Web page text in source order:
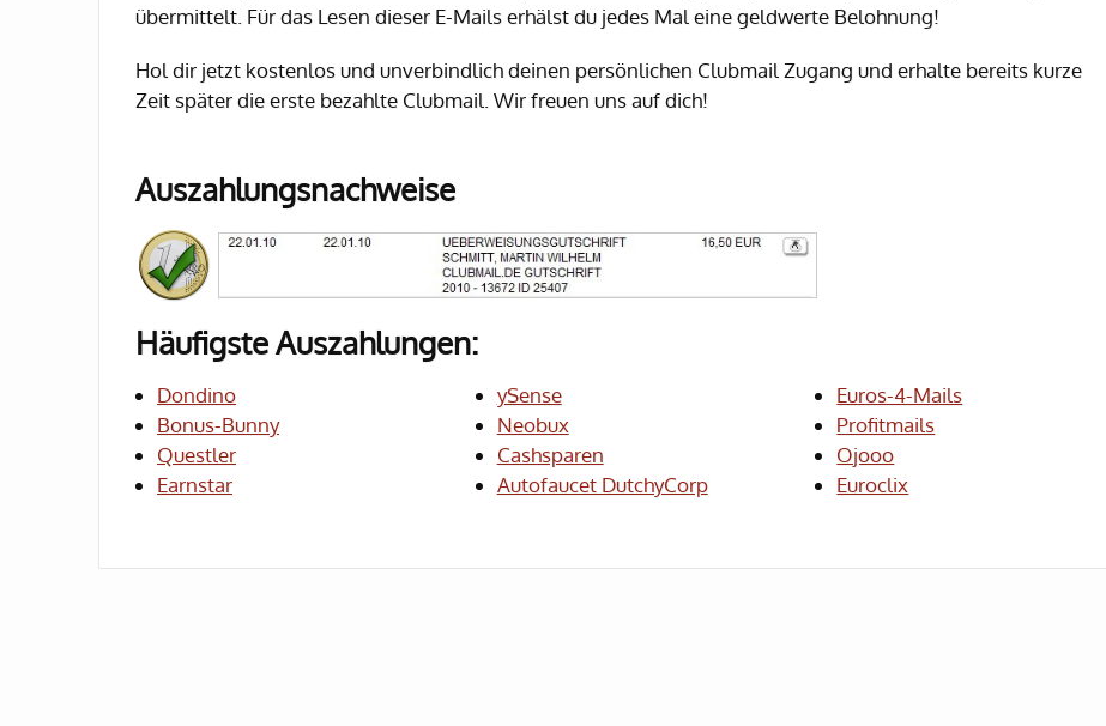
übermittelt. Für das Lesen dieser E-Mails erhälst du jedes Mal eine geldwerte Belohnung!
Hol dir jetzt kostenlos und unverbindlich deinen persönlichen Clubmail Zugang und erhalte bereits kurze
Zeit später die erste bezahlte Clubmail. Wir freuen uns auf dich!
Auszahlungsnachweise
Häufigste Auszahlungen:
Dondino
Bonus-Bunny
Questler
Earnstar
ySense
Neobux
Cashsparen
Autofaucet DutchyCorp
Euros-4-Mails
Profitmails
Ojooo
Euroclix